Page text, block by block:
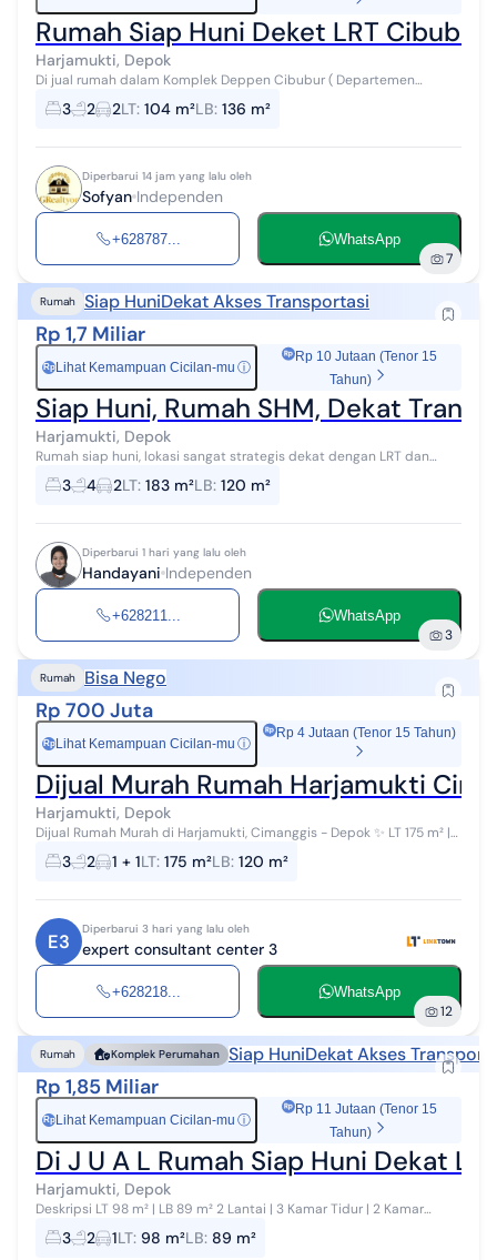
Rumah Siap Huni Deket LRT Cibubur
Harjamukti, Depok
Di jual rumah dalam Komplek Deppen Cibubur ( Departemen
Penerangan ). Lokasi ada di Harjamukti Depok.(Ay2) Spek : Luas
tanah : 104 m2 Lua...
3 2 2LT: 104 m²LB: 136 m²
Diperbarui 14 jam yang lalu oleh
Sofyan Independen
+628787... WhatsApp
7
Rumah Siap HuniDekat Akses Transportasi
Rp 1,7 Miliar
Rp Lihat Kemampuan Cicilan-mu ⓘ
Rp 10 Jutaan (Tenor 15
Tahun)
Siap Huni, Rumah SHM, Dekat
Harjamukti, Depok
Rumah siap huni, lokasi sangat strategis dekat dengan LRT dan
Trans Park
3 4 2LT: 183 m²LB: 120 m²
Diperbarui 1 hari yang lalu oleh
Handayani Independen
+628211... WhatsApp
3
Rumah Bisa Nego
Rp 700 Juta
Rp Lihat Kemampuan Cicilan-mu ⓘ
Rp 4 Jutaan (Tenor 15 Tahun)
Dijual Murah Rumah Harjamukti
Harjamukti, Depok
Dijual Rumah Murah di Harjamukti, Cimanggis - Depok ✨ LT 175 m² |
LB 120 m² ️ 3 Kamar Tidur 2 Kamar Mandi Garasi & Halaman Luas
SHM On Ha...
3 2 1 + 1LT: 175 m²LB: 120 m²
E3
Diperbarui 3 hari yang lalu oleh
expert consultant center 3
+628218... WhatsApp
12
Rumah Komplek Perumahan Siap HuniDekat Akses
Rp 1,85 Miliar
Rp Lihat Kemampuan Cicilan-mu ⓘ
Rp 11 Jutaan (Tenor 15
Tahun)
Di J U A L Rumah Siap Huni Dekat
Harjamukti, Depok
Deskripsi LT 98 m² | LB 89 m² 2 Lantai | 3 Kamar Tidur | 2 Kamar
Mandi Carport 1 Mobil Fasilitas Rumah: Desain oleh Ayya Architect
Listrik 5...
3 2 1LT: 98 m²LB: 89 m²